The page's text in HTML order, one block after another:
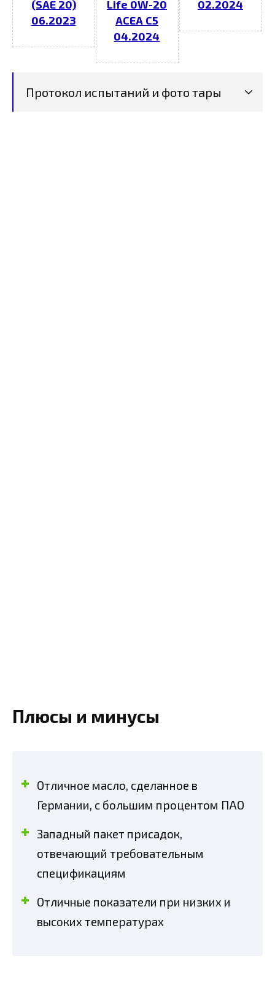
(SAE 20)
06.2023
Life 0W-20
ACEA C5
04.2024
02.2024
Протокол испытаний и фото тары
Плюсы и минусы
Отличное масло, сделанное в
Германии, с большим процентом ПАО
Западный пакет присадок,
отвечающий требовательным
спецификациям
Отличные показатели при низких и
высоких температурах